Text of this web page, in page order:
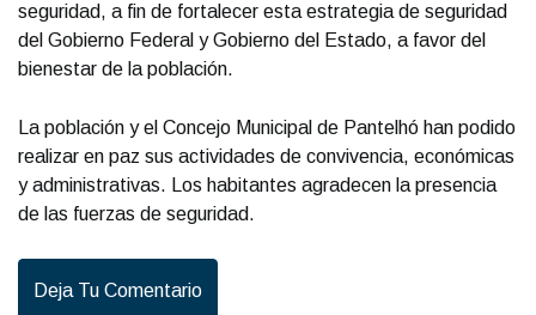
seguridad, a fin de fortalecer esta estrategia de seguridad
del Gobierno Federal y Gobierno del Estado, a favor del
bienestar de la población.
La población y el Concejo Municipal de Pantelhó han podido
realizar en paz sus actividades de convivencia, económicas
y administrativas. Los habitantes agradecen la presencia
de las fuerzas de seguridad.
Deja Tu Comentario